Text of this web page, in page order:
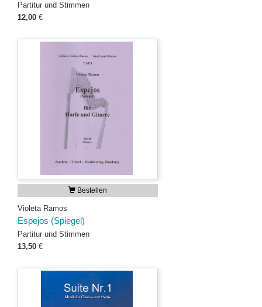
Partitur und Stimmen
12,00 €
Bestellen
Violeta Ramos
Espejos (Spiegel)
Partitur und Stimmen
13,50 €